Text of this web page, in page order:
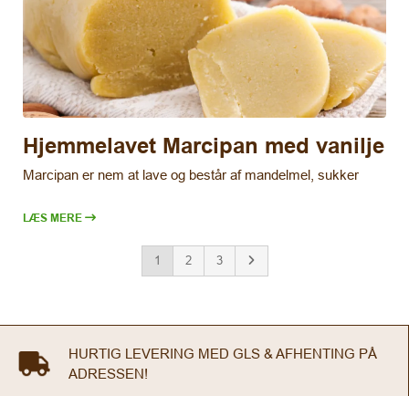
Hjemmelavet Marcipan med vanilje
Marcipan er nem at lave og består af mandelmel, sukker
LÆS MERE
1 2 3
FREMRAGENDE ANMELDELSER PÅ GOOGLE &
TRUSTPILOT